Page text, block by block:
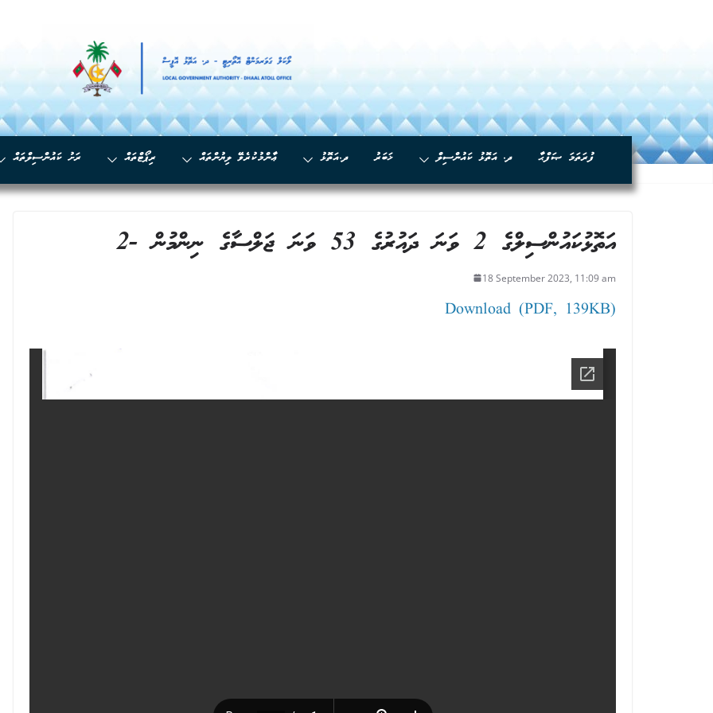
ފުރަތަމަ ޞަފްޙާ ދ. އަތޮޅު ކައުންސިލް ޚަބަރު ދ.އަތޮޅު ޢާންމުކުރެވޭ ލިޔުންތައް ރިޕޯޓްތައް ރަށު ކައުންސިލްތައް
އަތޮޅުކައުންސިލްގެ 2 ވަނަ ދައުރުގެ 53 ވަނަ ޖަލްސާގެ ނިންމުން -2
18 September 2023, 11:09 am
Download (PDF, 139KB)